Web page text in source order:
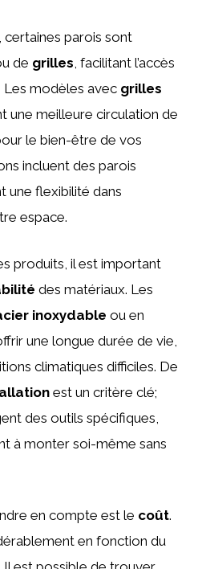
, certaines parois sont
de grilles, facilitant l’accès
modèles avec grilles
une meilleure circulation de
le bien-être de vos
incluent des parois
une flexibilité dans
espace.
produits, il est important
des matériaux. Les
inoxydable ou en
une longue durée de vie,
climatiques difficiles. De
est un critère clé;
des outils spécifiques,
à monter soi-même sans
en compte est le coût.
en fonction du